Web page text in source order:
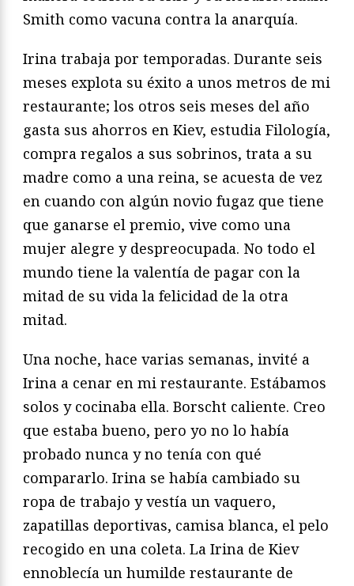
Smith como vacuna contra la anarquía.
Irina trabaja por temporadas. Durante seis
meses explota su éxito a unos metros de mi
restaurante; los otros seis meses del año
gasta sus ahorros en Kiev, estudia Filología,
compra regalos a sus sobrinos, trata a su
madre como a una reina, se acuesta de vez
en cuando con algún novio fugaz que tiene
que ganarse el premio, vive como una
mujer alegre y despreocupada. No todo el
mundo tiene la valentía de pagar con la
mitad de su vida la felicidad de la otra
mitad.
Una noche, hace varias semanas, invité a
Irina a cenar en mi restaurante. Estábamos
solos y cocinaba ella. Borscht caliente. Creo
que estaba bueno, pero yo no lo había
probado nunca y no tenía con qué
compararlo. Irina se había cambiado su
ropa de trabajo y vestía un vaquero,
zapatillas deportivas, camisa blanca, el pelo
recogido en una coleta. La Irina de Kiev
ennoblecía un humilde restaurante de